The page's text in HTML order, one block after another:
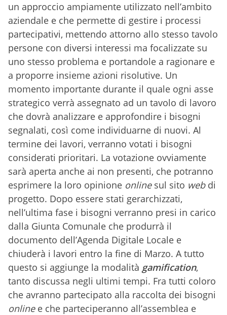
un approccio ampiamente utilizzato nell’ambito
aziendale e che permette di gestire i processi
partecipativi, mettendo attorno allo stesso tavolo
persone con diversi interessi ma focalizzate su
uno stesso problema e portandole a ragionare e
a proporre insieme azioni risolutive. Un
momento importante durante il quale ogni asse
strategico verrà assegnato ad un tavolo di lavoro
che dovrà analizzare e approfondire i bisogni
segnalati, così come individuarne di nuovi. Al
termine dei lavori, verranno votati i bisogni
considerati prioritari. La votazione ovviamente
sarà aperta anche ai non presenti, che potranno
esprimere la loro opinione onlinesul sito webdi
progetto. Dopo essere stati gerarchizzati,
nell’ultima fase i bisogni verranno presi in carico
dalla Giunta Comunale che produrrà il
documento dell’Agenda Digitale Locale e
chiuderà i lavori entro la fine di Marzo. A tutto
questo si aggiunge la modalità gamification,
tanto discussa negli ultimi tempi. Fra tutti coloro
che avranno partecipato alla raccolta dei bisogni
onlinee che parteciperanno all’assemblea e